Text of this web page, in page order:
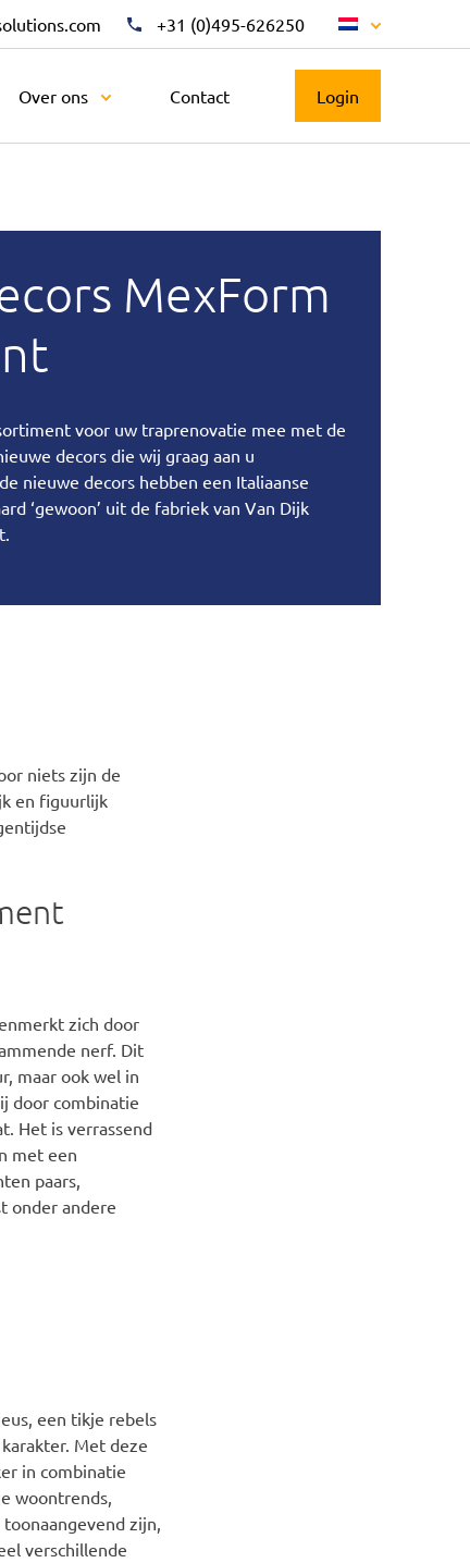
+31 (0)495-626250
Over ons Contact Login
MexForm
voor uw traprenovatie mee met de
decors die wij graag aan u
nieuwe decors hebben een Italiaanse
‘gewoon’ uit de fabriek van Van Dijk
niets zijn de
en figuurlijk
zich door
nerf. Dit
maar ook wel in
door combinatie
Het is verrassend
met een
paars,
onder andere
een tikje rebels
Met deze
in combinatie
woontrends,
zijn,
verschillende